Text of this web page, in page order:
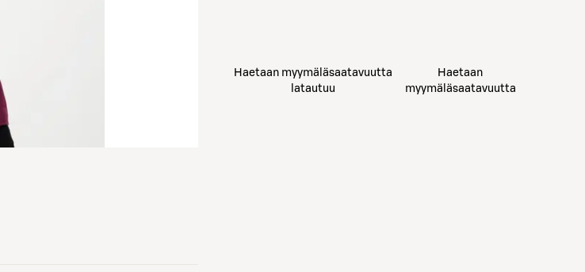
Haetaan myymäläsaatavuutta
latautuu
Haetaan
myymäläsaatavuutta